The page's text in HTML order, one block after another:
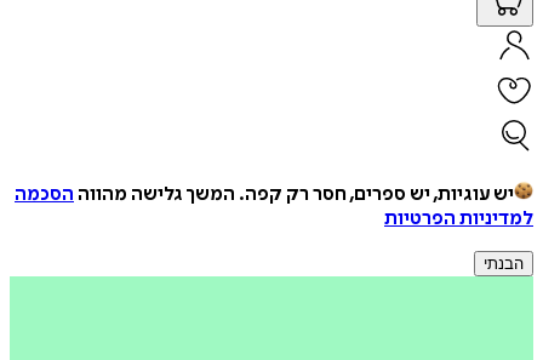
יש עוגיות, יש ספרים, חסר רק קפה. המשך גלישה מהווה הסכמה
למדיניות הפרטיות
הבנתי